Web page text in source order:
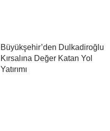
Büyükşehir’den Dulkadiroğlu
Kırsalına Değer Katan Yol
Yatırımı